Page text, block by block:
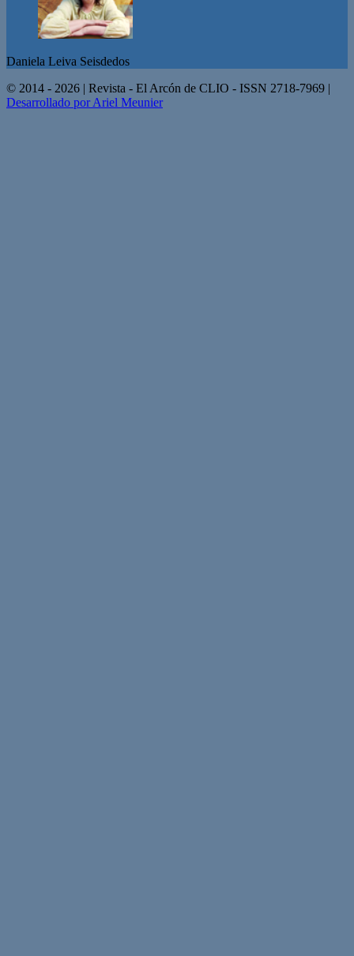
Daniela Leiva Seisdedos
© 2014 - 2026 | Revista - El Arcón de CLIO - ISSN 2718-7969 |
Desarrollado por Ariel Meunier